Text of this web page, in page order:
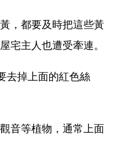
，都要及時把這些黃
宅主人也遭受牽連。
去掉上面的紅色絲
音等植物，通常上面